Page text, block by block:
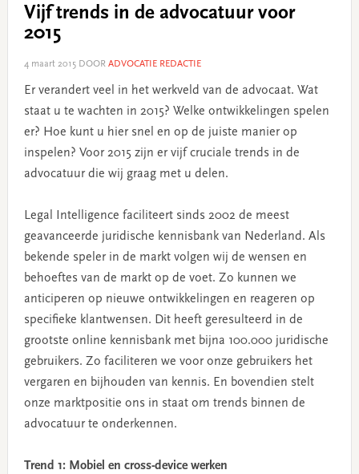
Vijf trends in de advocatuur voor
2015
4 maart 2015DOOR ADVOCATIE REDACTIE
Er verandert veel in het werkveld van de advocaat. Wat
staat u te wachten in 2015? Welke ontwikkelingen spelen
er? Hoe kunt u hier snel en op de juiste manier op
inspelen? Voor 2015 zijn er vijf cruciale trends in de
advocatuur die wij graag met u delen.
Legal Intelligence faciliteert sinds 2002 de meest
geavanceerde juridische kennisbank van Nederland. Als
bekende speler in de markt volgen wij de wensen en
behoeftes van de markt op de voet. Zo kunnen we
anticiperen op nieuwe ontwikkelingen en reageren op
specifieke klantwensen. Dit heeft geresulteerd in de
grootste online kennisbank met bijna 100.000 juridische
gebruikers. Zo faciliteren we voor onze gebruikers het
vergaren en bijhouden van kennis. En bovendien stelt
onze marktpositie ons in staat om trends binnen de
advocatuur te onderkennen.
Trend 1: Mobiel en cross-device werken